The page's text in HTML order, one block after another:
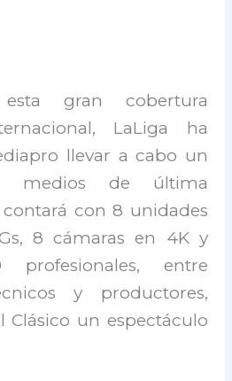
gran cobertura
LaLiga ha
llevar a cabo un
medios de última
con 8 unidades
8 cámaras en 4K y
entre
y productores,
Clásico un espectáculo